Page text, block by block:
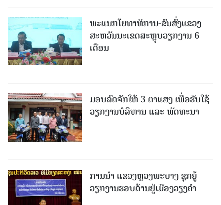
ພະແນກໂຍທາທິການ-ຂົນສົ່ງແຂວງ
ສະຫວັນນະເຂດສະຫຼຸບວຽກງານ 6
ເດືອນ
ມອບລົດຈັກໃຫ້ 3 ຕາແສງ ເພື່ອຮັບໃຊ້
ວຽກງານບໍລິຫານ ແລະ ພັດທະນາ
ການນຳ ແຂວງຫຼວງພະບາງ ຊຸກຍູ້
ວຽກງານຮອບດ້ານຢູ່ເມືອງວຽງຄໍາ